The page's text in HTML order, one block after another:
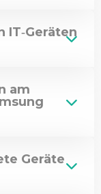
am
Geräte